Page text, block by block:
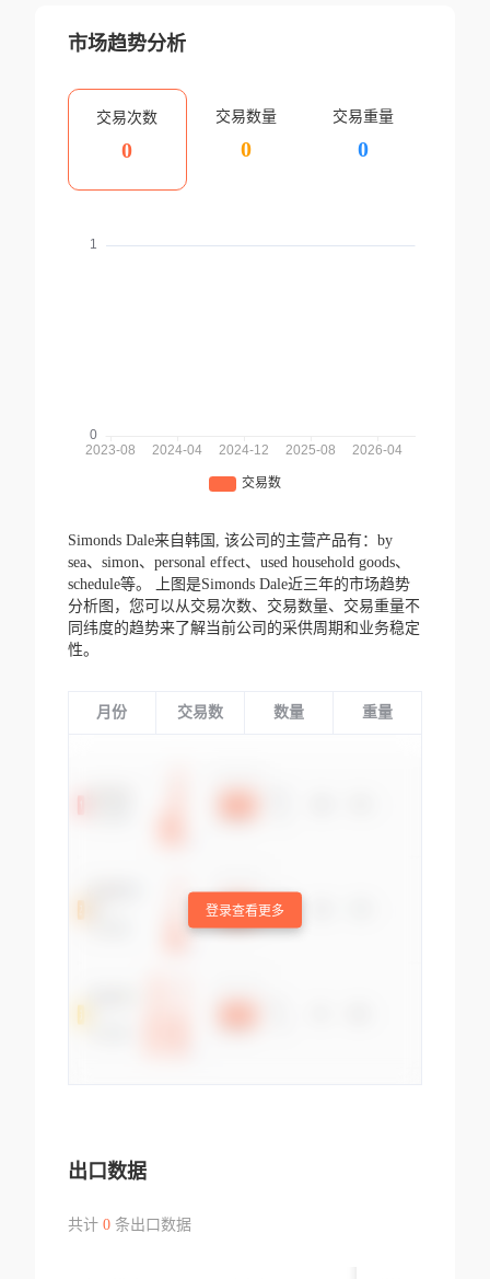
市场趋势分析
交易次数
0
交易数量
0
交易重量
0
Simonds Dale来自韩国, 该公司的主营产品有：by
sea、simon、personal effect、used household goods、
schedule等。
上图是Simonds Dale近三年的市场趋势
分析图，您可以从交易次数、交易数量、交易重量不
同纬度的趋势来了解当前公司的采供周期和业务稳定
性。
月份 交易数 数量 重量
登录查看更多
出口数据
共计 0条出口数据